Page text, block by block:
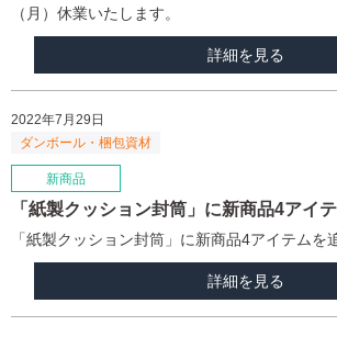
（月）休業いたします。
詳細を見る
2022年7月29日
「紙製クッション封筒」に新商品4アイ
「紙製クッション封筒」に新商品4アイテムを
詳細を見る